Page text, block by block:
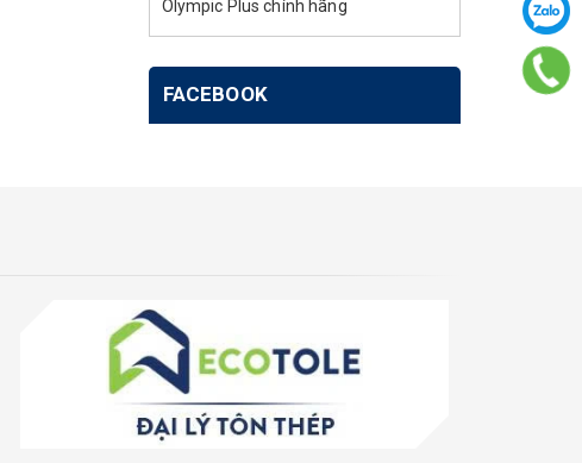
Olympic Plus chính hãng
FACEBOOK